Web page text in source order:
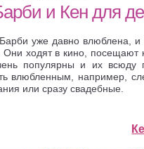
и Кен для
уже давно влюблена,
Они ходят в кино, посещают
популярны и их всюду
влюбленным, например,
или сразу свадебные.